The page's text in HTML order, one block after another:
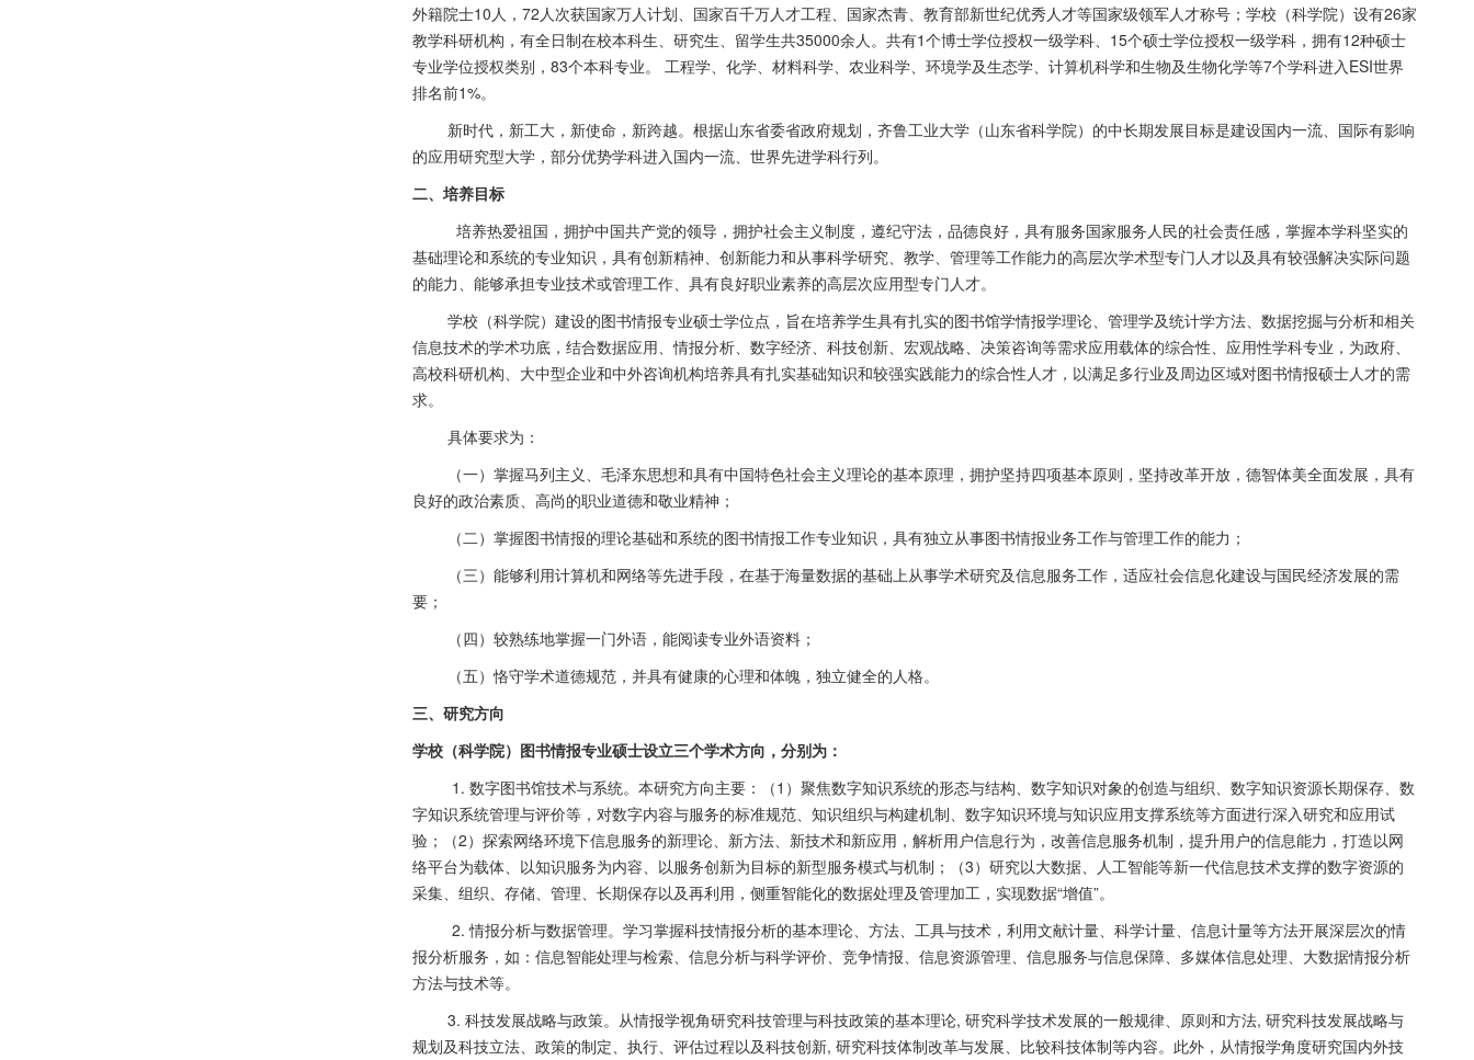
外籍院士10人， 72人次获国家万人计划、国家百千万人才工程、国家杰青、教育部新世纪优秀人才等国家级领军人才称号；学校（科学院）设有26家
教学科研机构，有全日制在校本科生、研究生、留学生共35000余人。共有1个博士学位授权一级学科、 15个硕士学位授权一级学科，拥有12种硕士
专业学位授权类别， 83个本科专业。 工程学、化学、材料科学、农业科学、环境学及生态学、计算机科学和生物及生物化学等7个学科进入ESI世界
排名前1%。
新时代，新工大，新使命，新跨越。根据山东省委省政府规划，齐鲁工业大学（山东省科学院）的中长期发展目标是建设国内一流、国际有影响
的应用研究型大学，部分优势学科进入国内一流、世界先进学科行列。
二、培养目标
培养热爱祖国，拥护中国共产党的领导，拥护社会主义制度，遵纪守法，品德良好，具有服务国家服务人民的社会责任感，掌握本学科坚实的
基础理论和系统的专业知识，具有创新精神、创新能力和从事科学研究、教学、管理等工作能力的高层次学术型专门人才以及具有较强解决实际问题
的能力、能够承担专业技术或管理工作、具有良好职业素养的高层次应用型专门人才。
学校（科学院）建设的图书情报专业硕士学位点，旨在培养学生具有扎实的图书馆学情报学理论、管理学及统计学方法、数据挖掘与分析和相关
信息技术的学术功底，结合数据应用、情报分析、数字经济、科技创新、宏观战略、决策咨询等需求应用载体的综合性、应用性学科专业，为政府、
高校科研机构、大中型企业和中外咨询机构培养具有扎实基础知识和较强实践能力的综合性人才，以满足多行业及周边区域对图书情报硕士人才的需
求。
具体要求为：
（一）掌握马列主义、毛泽东思想和具有中国特色社会主义理论的基本原理，拥护坚持四项基本原则，坚持改革开放，德智体美全面发展，具有
良好的政治素质、高尚的职业道德和敬业精神；
（二）掌握图书情报的理论基础和系统的图书情报工作专业知识，具有独立从事图书情报业务工作与管理工作的能力；
（三）能够利用计算机和网络等先进手段，在基于海量数据的基础上从事学术研究及信息服务工作，适应社会信息化建设与国民经济发展的需
要；
（四）较熟练地掌握一门外语，能阅读专业外语资料；
（五）恪守学术道德规范，并具有健康的心理和体魄，独立健全的人格。
三、研究方向
学校（科学院）图书情报专业硕士设立三个学术方向，分别为：
1. 数字图书馆技术与系统。本研究方向主要：（1 ）聚焦数字知识系统的形态与结构、数字知识对象的创造与组织、数字知识资源长期保存、数
字知识系统管理与评价等，对数字内容与服务的标准规范、知识组织与构建机制、数字知识环境与知识应用支撑系统等方面进行深入研究和应用试
验；（2）探索网络环境下信息服务的新理论、新方法、新技术和新应用，解析用户信息行为，改善信息服务机制，提升用户的信息能力，打造以网
络平台为载体、以知识服务为内容、以服务创新为目标的新型服务模式与机制；（3）研究以大数据、人工智能等新一代信息技术支撑的数字资源的
采集、组织、存储、管理、长期保存以及再利用，侧重智能化的数据处理及管理加工，实现数据“增值”。
2. 情报分析与数据管理。学习掌握科技情报分析的基本理论、方法、工具与技术，利用文献计量、科学计量、信息计量等方法开展深层次的情
报分析服务，如：信息智能处理与检索、信息分析与科学评价、竞争情报、信息资源管理、信息服务与信息保障、多媒体信息处理、大数据情报分析
方法与技术等。
3. 科技发展战略与政策。从情报学视角研究科技管理与科技政策的基本理论, 研究科学技术发展的一般规律、原则和方法, 研究科技发展战略与
规划及科技立法、政策的制定、执行、评估过程以及科技创新, 研究科技体制改革与发展、比较科技体制等内容。此外，从情报学角度研究国内外技